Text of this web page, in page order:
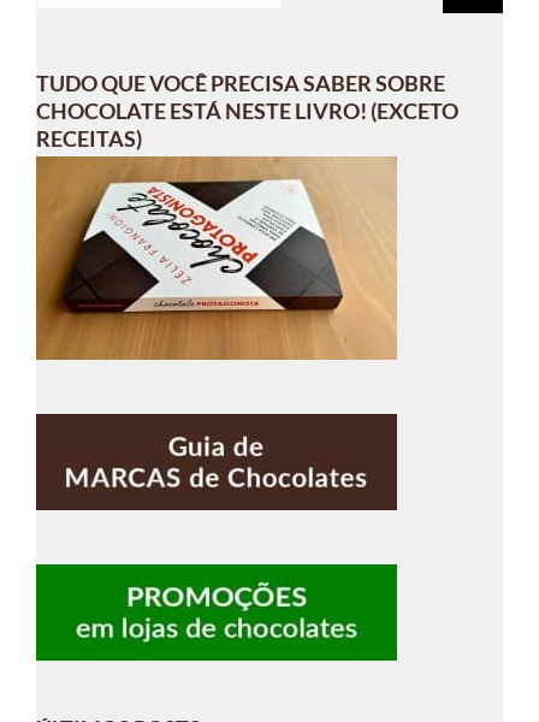
TUDO QUE VOCÊ PRECISA SABER SOBRE
CHOCOLATE ESTÁ NESTE LIVRO! (EXCETO
RECEITAS)